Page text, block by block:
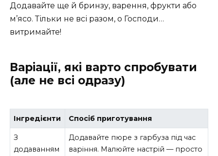
Додавайте ще й бринзу, варення, фрукти або
м’ясо. Тільки не всі разом, о Господи…
витримайте!
Варіації, які варто спробувати
(але не всі одразу)
Інгредієнти Спосіб приготування
З
додаванням
Додавайте пюре з гарбуза під час
варіння. Малюйте настрій — просто